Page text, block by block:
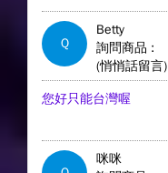
Q
Betty
詢問商品 :
(悄悄話留言)
您好只能台灣喔
咪咪